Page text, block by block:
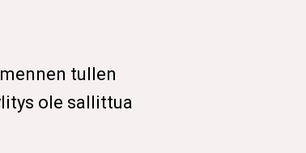
tullen
ole sallittua